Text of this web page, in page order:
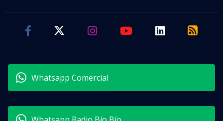
Whatsapp Comercial